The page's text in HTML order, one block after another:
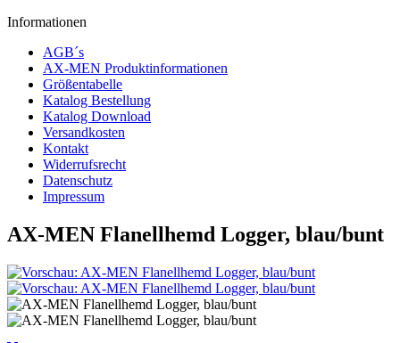
Informationen
AGB´s
AX-MEN Produktinformationen
Größentabelle
Katalog Bestellung
Katalog Download
Versandkosten
Kontakt
Widerrufsrecht
Datenschutz
Impressum
AX-MEN Flanellhemd Logger, blau/bunt